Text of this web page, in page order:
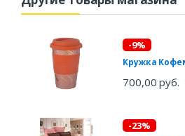
-9%
Кружка
700,00 руб.
-23%